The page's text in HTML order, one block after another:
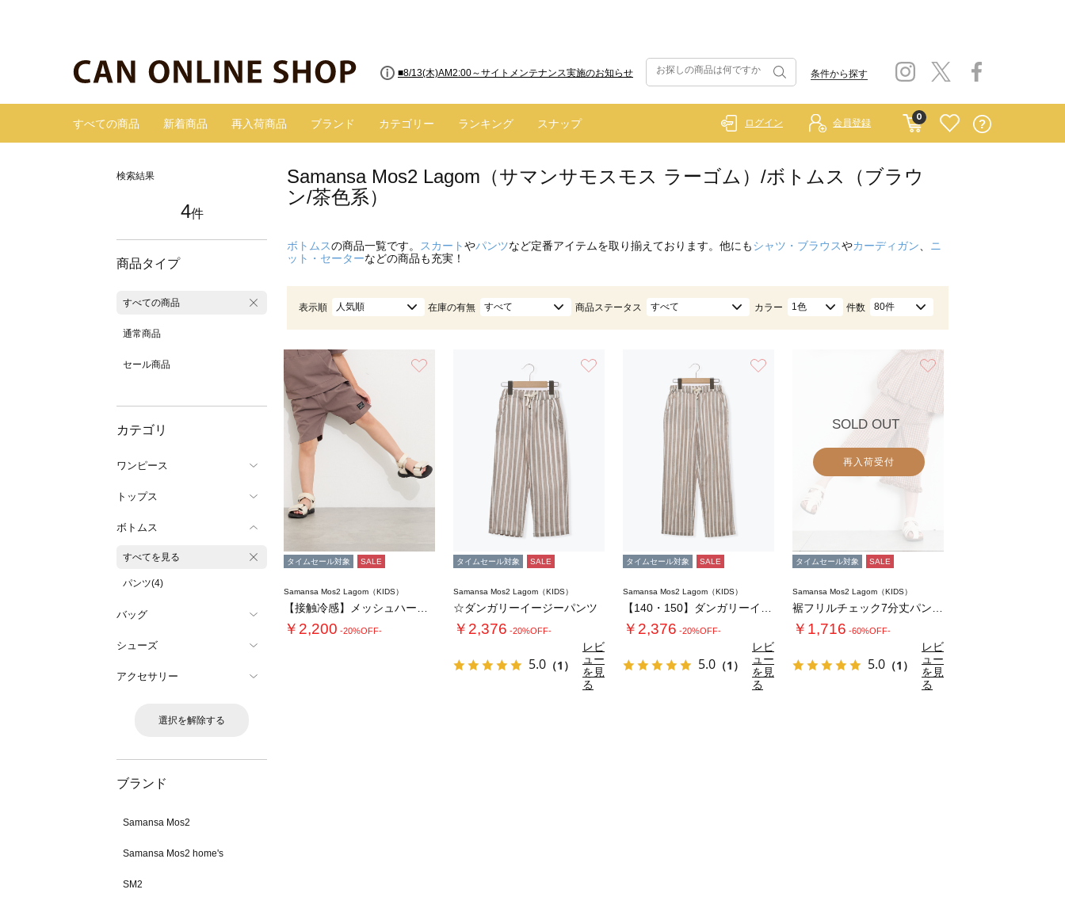
■8/13(木)AM2:00～サイトメンテナンス実施のお知らせ 条件から探す
すべての商品 新着商品 再入荷商品 ブランド カテゴリー ランキング スナップ
0
ログイン 会員登録
検索結果
4件
商品タイプ
すべての商品
通常商品
セール商品
カテゴリ
ワンピース
トップス
ボトムス
すべてを見る
パンツ(4)
バッグ
シューズ
アクセサリー
選択を解除する
ブランド
Samansa Mos2
Samansa Mos2 home's
SM2
Samansa Mos2 Lagom（サマンサモスモス ラーゴム）/ボトムス（ブラウ
ン/茶色系）
ボトムスの商品一覧です。 スカートやパンツなど定番アイテムを取り揃えております。他にもシャツ・ブラウスやカーディガン
ニ
ット・セーターなどの商品も充実！
表示順 人気順 在庫の有無 すべて 商品ステータス すべて カラー 1色 件数 80件
タイムセール対象 SALE
Samansa Mos2 Lagom（KIDS）
￥2,200 -20%OFF-
タイムセール対象 SALE
Samansa Mos2 Lagom（KIDS）
☆ダンガリーイージーパンツ
￥2,376 -20%OFF-
5.0 （1）
レビ
ュー
を見
る
タイムセール対象 SALE
Samansa Mos2 Lagom（KIDS）
￥2,376 -20%OFF-
5.0 （1）
レビ
ュー
を見
る
お気に入り
SOLD OUT
再入荷受付
タイムセール対象 SALE
Samansa Mos2 Lagom（KIDS）
￥1,716 -60%OFF-
5.0 （1）
レビ
ュー
を見
る